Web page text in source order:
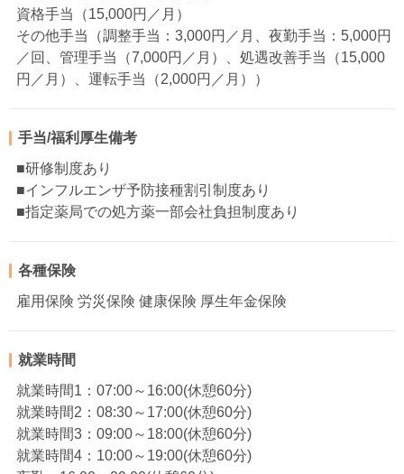
資格手当（15,000円／月）
その他手当（調整手当：3,000円／月、夜勤手当：5,000円
／回、管理手当（7,000円／月）、処遇改善手当（15,000
円／月）、運転手当（2,000円／月））
手当/福利厚生備考
■研修制度あり
■インフルエンザ予防接種割引制度あり
■指定薬局での処方薬一部会社負担制度あり
各種保険
雇用保険 労災保険 健康保険 厚生年金保険
就業時間
就業時間1：07:00～16:00(休憩60分)
就業時間2：08:30～17:00(休憩60分)
就業時間3：09:00～18:00(休憩60分)
就業時間4：10:00～19:00(休憩60分)